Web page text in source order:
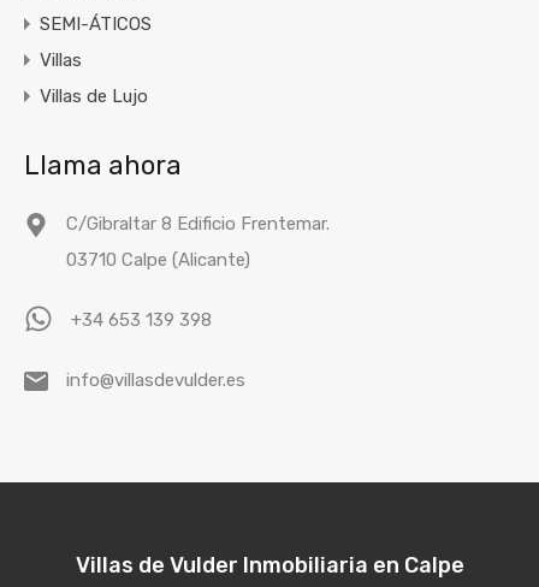
SEMI-ÁTICOS
Villas
Villas de Lujo
Llama ahora
C/Gibraltar 8 Edificio Frentemar.
03710 Calpe (Alicante)
+34 653 139 398
info@villasdevulder.es
Villas de Vulder Inmobiliaria en Calpe